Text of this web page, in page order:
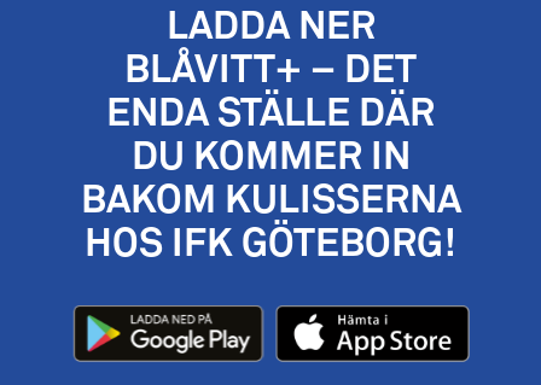
LADDA NER
BLÅVITT+ – DET
ENDA STÄLLE DÄR
DU KOMMER IN
BAKOM KULISSERNA
HOS IFK GÖTEBORG!